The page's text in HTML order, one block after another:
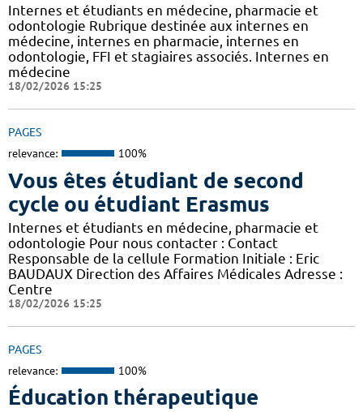
Internes et étudiants en médecine, pharmacie et
odontologie Rubrique destinée aux internes en
médecine, internes en pharmacie, internes en
odontologie, FFI et stagiaires associés. Internes en
médecine
18/02/2026 15:25
PAGES
relevance: 100%
Vous êtes étudiant de second
cycle ou étudiant Erasmus
Internes et étudiants en médecine, pharmacie et
odontologie Pour nous contacter : Contact
Responsable de la cellule Formation Initiale : Eric
BAUDAUX Direction des Affaires Médicales Adresse :
Centre
18/02/2026 15:25
PAGES
relevance: 100%
Éducation thérapeutique